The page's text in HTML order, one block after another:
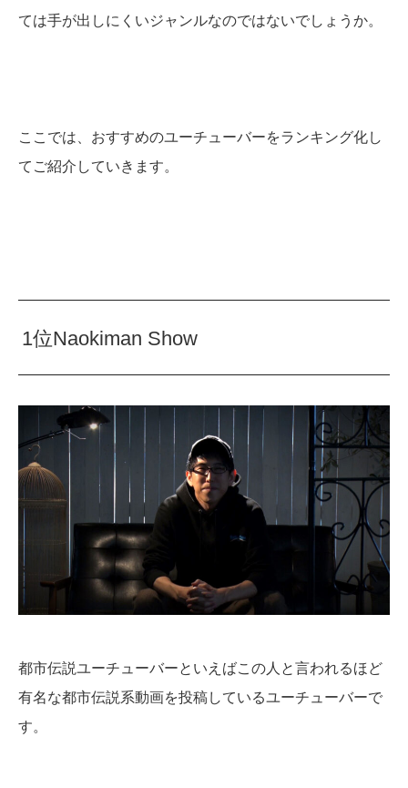
ては手が出しにくいジャンルなのではないでしょうか。
ここでは、おすすめのユーチューバーをランキング化し
てご紹介していきます。
1位Naokiman Show
都市伝説ユーチューバーといえばこの人と言われるほど
有名な都市伝説系動画を投稿しているユーチューバーで
す。